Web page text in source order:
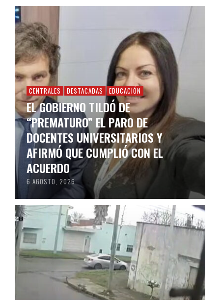
CENTRALES DESTACADAS EDUCACIÓN
EL GOBIERNO TILDÓ DE
“PREMATURO” EL PARO DE
DOCENTES UNIVERSITARIOS Y
AFIRMÓ QUE CUMPLIÓ CON EL
ACUERDO
6 AGOSTO, 2026